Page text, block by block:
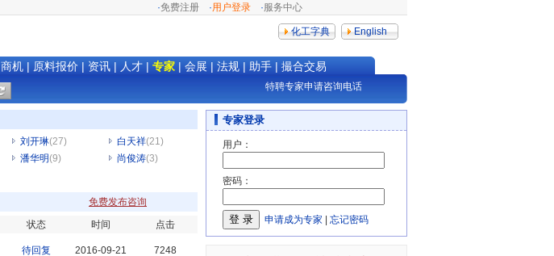
·免费注册 ·用户登录 ·服务中心
化工字典 English
商机| 原料报价| 资讯| 人才| 专家| 会展 | 法规| 助手| 撮合交易
特聘专家申请咨询电话：0571-88228404，邮箱：info@netsun.com
刘开琳(27) 白天祥(21)
潘华明(9) 尚俊涛(3)
免费发布咨询
状态 时间 点击
待回复 2016-09-21 7248
专家登录
用户：
密码：
申请成为专家 忘记密码